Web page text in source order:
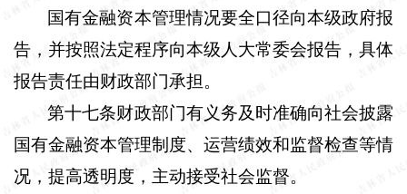
国有金融资本管理情况要全口径向本级政府报
告，并按照法定程序向本级人大常委会报告，具体
报告责任由财政部门承担。
第十七条财政部门有义务及时准确向社会披露
国有金融资本管理制度、运营绩效和监督检查等情
况，提高透明度，主动接受社会监督。